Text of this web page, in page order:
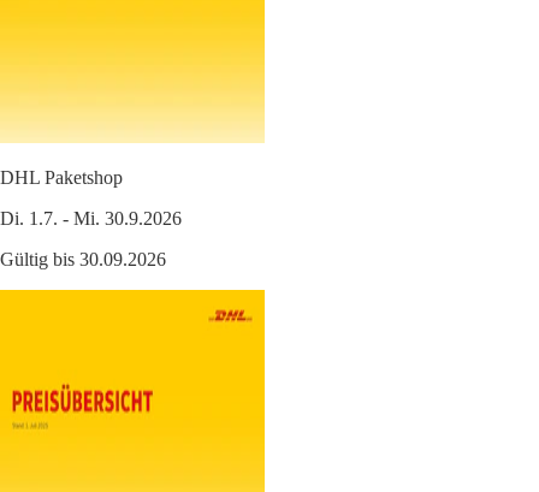
DHL Paketshop
Di. 1.7. - Mi. 30.9.2026
Gültig bis 30.09.2026